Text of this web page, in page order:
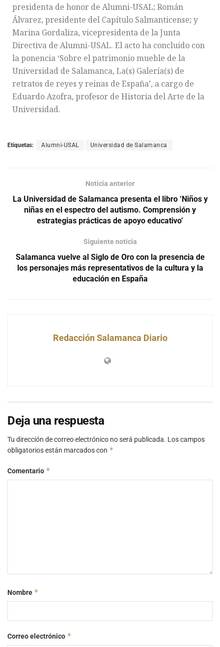
presidenta de honor de Alumni-USAL; Román
Álvarez, presidente del Capítulo Salmanticense; y
Marina Gordaliza, vicepresidenta de la Junta
Directiva de Alumni-USAL. El acto ha concluido con
la ponencia ‘Sobre el patrimonio mueble de la
Universidad de Salamanca, La(s) Galería(s) de
retratos de reyes y reinas de España’, a cargo de
Eduardo Azofra, profesor de Historia del Arte de la
Universidad.
Etiquetas: Alumni-USAL Universidad de Salamanca
Noticia anterior
La Universidad de Salamanca presenta el libro ‘Niños y
niñas en el espectro del autismo. Comprensión y
estrategias prácticas de apoyo educativo’
Siguiente noticia
Salamanca vuelve al Siglo de Oro con la presencia de
los personajes más representativos de la cultura y la
educación en España
Redacción Salamanca Diario
Deja una respuesta
Tu dirección de correo electrónico no será publicada. Los campos
obligatorios están marcados con *
Comentario *
Nombre *
Correo electrónico *